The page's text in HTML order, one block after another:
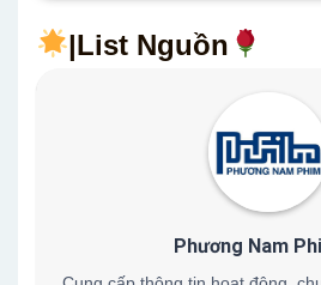
|List Nguồn
Phương Nam